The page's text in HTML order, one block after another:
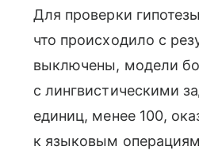
Для проверки
что происходило с
выключены, модели
с лингвистическими
единиц, менее 100,
к языковым